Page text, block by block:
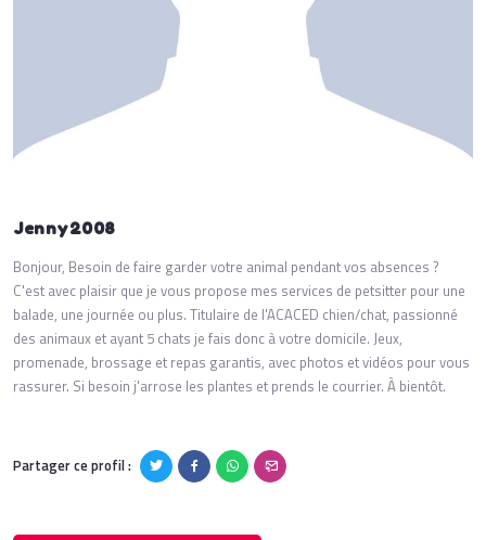
Jenny2008
Bonjour, Besoin de faire garder votre animal pendant vos absences ?
C'est avec plaisir que je vous propose mes services de petsitter pour une
balade, une journée ou plus. Titulaire de l'ACACED chien/chat, passionné
des animaux et ayant 5 chats je fais donc à votre domicile. Jeux,
promenade, brossage et repas garantis, avec photos et vidéos pour vous
rassurer. Si besoin j'arrose les plantes et prends le courrier. À bientôt.
Partager ce profil :